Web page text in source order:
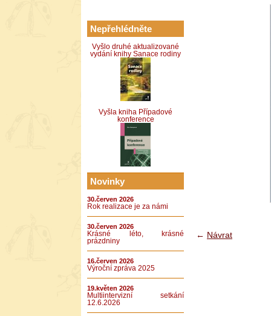
Nepřehlédněte
Vyšlo druhé aktualizované
vydání knihy Sanace rodiny
Vyšla kniha Případové
konference
Novinky
30.červen 2026
Rok realizace je za námi
30.červen 2026
Krásné léto, krásné
prázdniny
16.červen 2026
Výroční zpráva 2025
19.květen 2026
Multiintervizní setkání
12.6.2026
← Návrat